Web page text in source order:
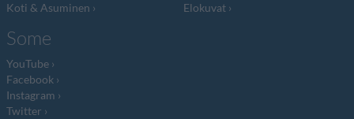
Koti & Asuminen
Elokuvat
Some
YouTube
Facebook
Instagram
Twitter